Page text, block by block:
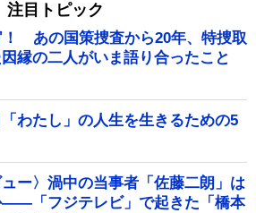
注目トピック
あの国策捜査から20年、特捜取
縁の二人がいま語り合ったこと
わたし」の人生を生きるための5
ュー〉渦中の当事者「佐藤二朗」は
――「フジテレビ」で起きた「橋本